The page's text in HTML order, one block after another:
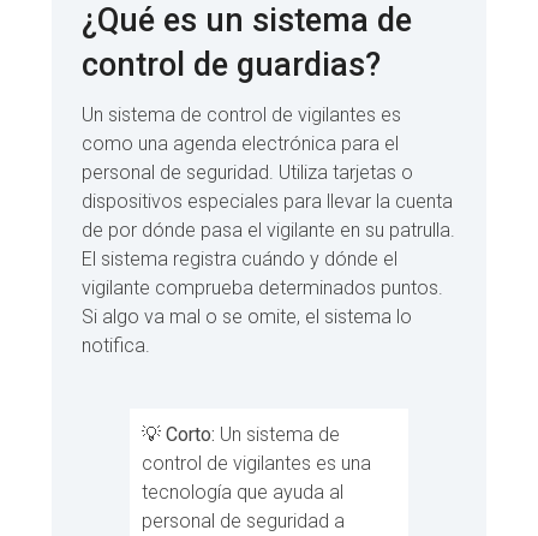
¿Qué es un sistema de
control de guardias?
Un sistema de control de vigilantes es
como una agenda electrónica para el
personal de seguridad. Utiliza tarjetas o
dispositivos especiales para llevar la cuenta
de por dónde pasa el vigilante en su patrulla.
El sistema registra cuándo y dónde el
vigilante comprueba determinados puntos.
Si algo va mal o se omite, el sistema lo
notifica.
💡 Corto: Un sistema de
control de vigilantes es una
tecnología que ayuda al
personal de seguridad a